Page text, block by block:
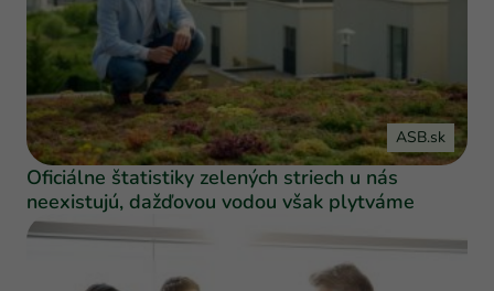
ASB.sk
Oficiálne štatistiky zelených striech u nás
neexistujú, dažďovou vodou však plytváme